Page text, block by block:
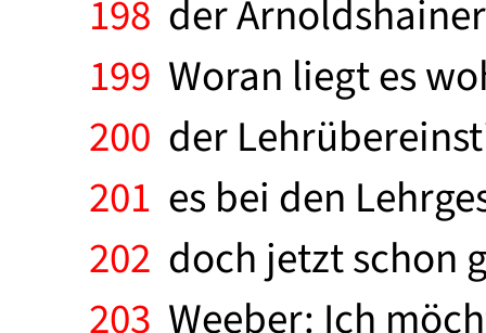
198 der
199 Woran liegt es
200 der
201 es bei den
202 doch jetzt schon
203 Weeber: Ich